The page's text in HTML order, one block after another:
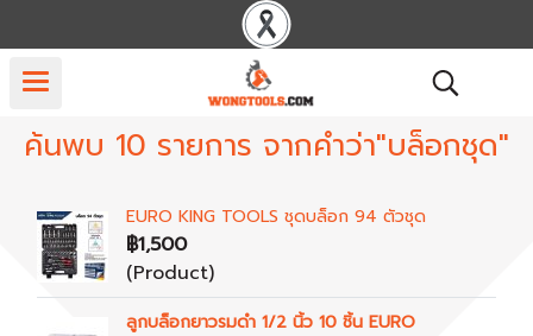
ค้นพบ 10 รายการ จากคำว่า"บล็อกชุด"
EURO KING TOOLS ชุดบล็อก 94 ตัวชุด
฿1,500
(Product)
ลูกบล็อกยาวรมดำ 1/2 นิ้ว 10 ชิ้น EURO